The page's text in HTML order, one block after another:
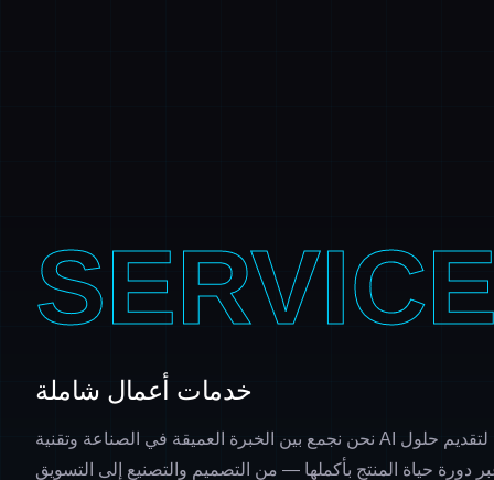
خدمات أعمال شاملة
نحن نجمع بين الخبرة العميقة في الصناعة وتقنية AI المتطورة لتقديم حلول
دورة حياة المنتج بأكملها — من التصميم والتصنيع إلى التسويق